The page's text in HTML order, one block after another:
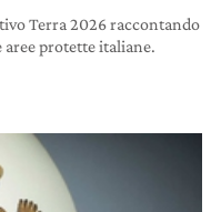
Terra 2026 raccontando
protette italiane.